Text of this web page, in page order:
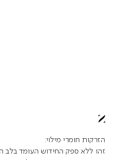
הזרקות חומרי מילוי:
זהו ללא ספק החידוש העומד בלב